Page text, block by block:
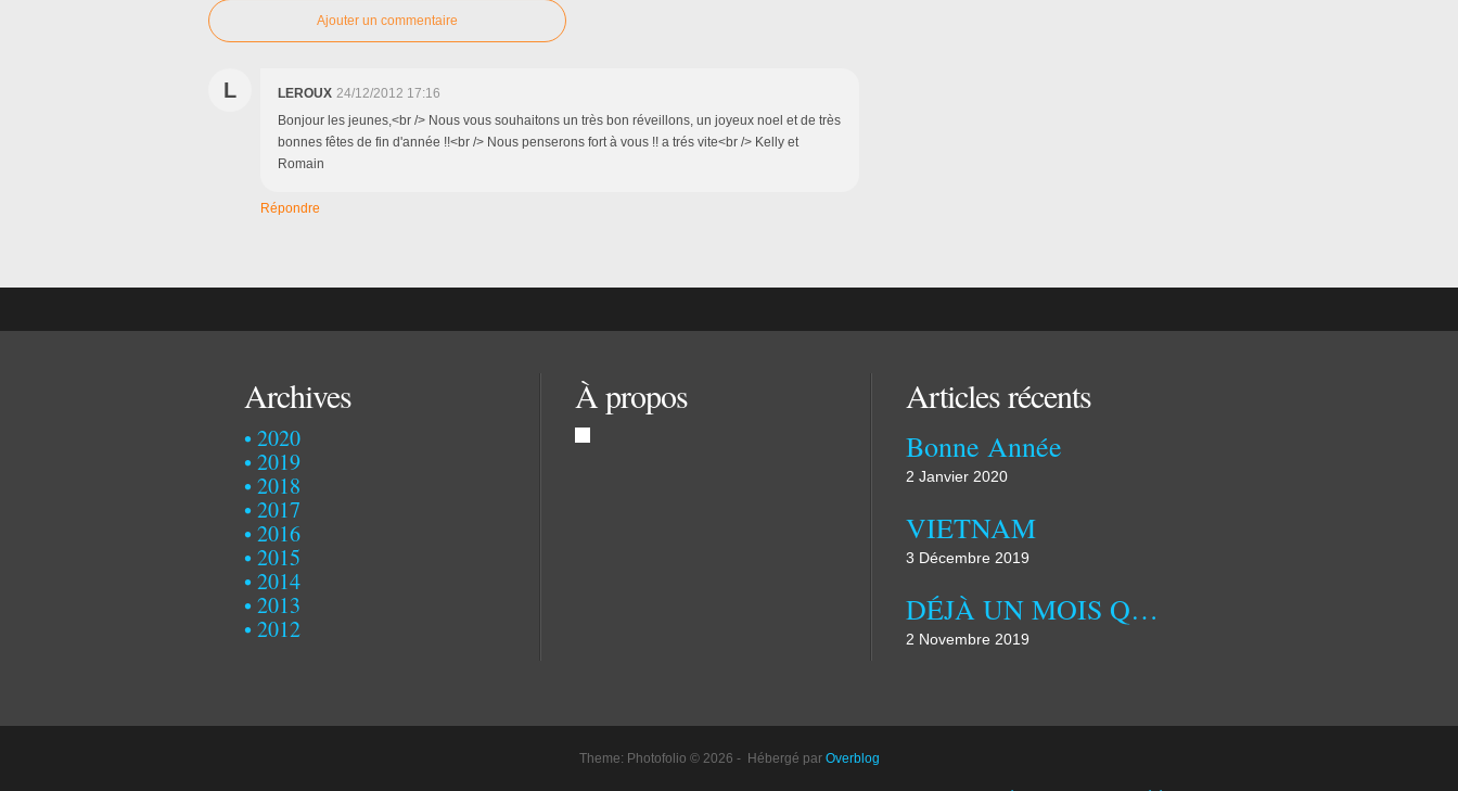
Ajouter un commentaire
L LEROUX 24/12/2012 17:16
Bonjour les jeunes,<br /> Nous vous souhaitons un très bon réveillons, un joyeux noel et de très
bonnes fêtes de fin d'année !!<br /> Nous penserons fort à vous !! a trés vite<br /> Kelly et
Romain
Répondre
Archives
2020
2019
2018
2017
2016
2015
2014
2013
2012
À propos Articles récents
Bonne Année
2 Janvier 2020
VIETNAM
3 Décembre 2019
DÉJÀ UN MOIS QUE NOUS SOMMES AUX PHILIPPINES
2 Novembre 2019
Theme: Photofolio © 2026 - Hébergé par Overblog